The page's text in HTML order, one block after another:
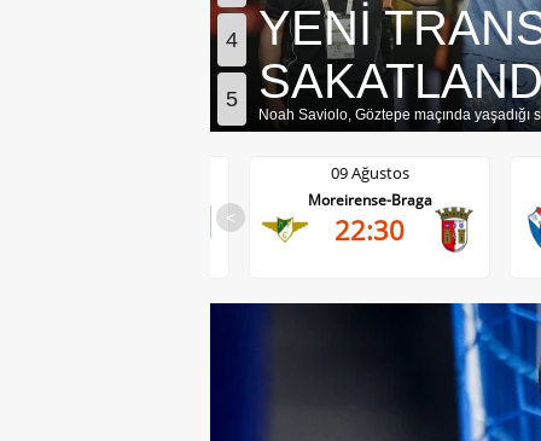
4
5
YENİ
Noah Saviolo, Göztepe maçında
<
09 Ağustos
Moreirense-Braga
22:30